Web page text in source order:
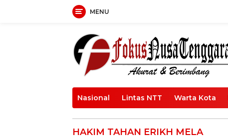
MENU
Nasional Lintas NTT Warta Kota
HAKIM TAHAN ERIKH MELA